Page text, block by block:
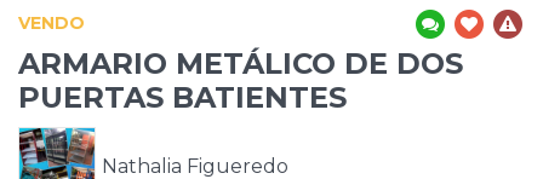
VENDO
ARMARIO METÁLICO DE DOS
PUERTAS BATIENTES
Nathalia Figueredo